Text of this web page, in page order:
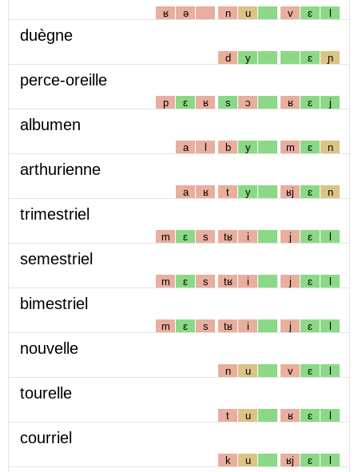
ʁ ə n u v ɛ l
duègne
d y ɛ ɲ
perce-oreille
p ɛ ʁ s ɔ ʁ ɛ j
albumen
a l b y m ɛ n
arthurienne
a ʁ t y ʁj ɛ n
trimestriel
m ɛ s tʁ i j ɛ l
semestriel
m ɛ s tʁ i j ɛ l
bimestriel
m ɛ s tʁ i j ɛ l
nouvelle
n u v ɛ l
tourelle
t u ʁ ɛ l
courriel
k u ʁj ɛ l